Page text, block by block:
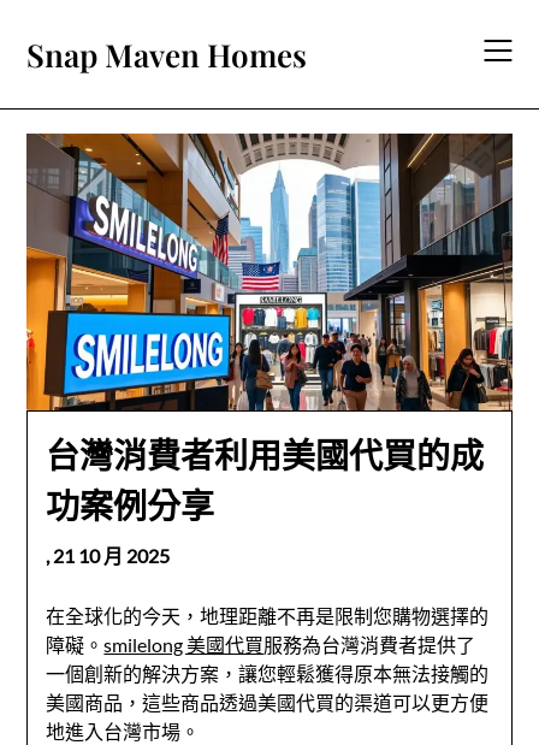
content
Snap Maven Homes
台灣消費者利用美國代買的成
功案例分享
,21 10 月 2025
在全球化的今天，地理距離不再是限制您購物選擇的
障礙。smilelong 美國代買服務為台灣消費者提供了
一個創新的解決方案，讓您輕鬆獲得原本無法接觸的
美國商品，這些商品透過美國代買的渠道可以更方便
地進入台灣市場。